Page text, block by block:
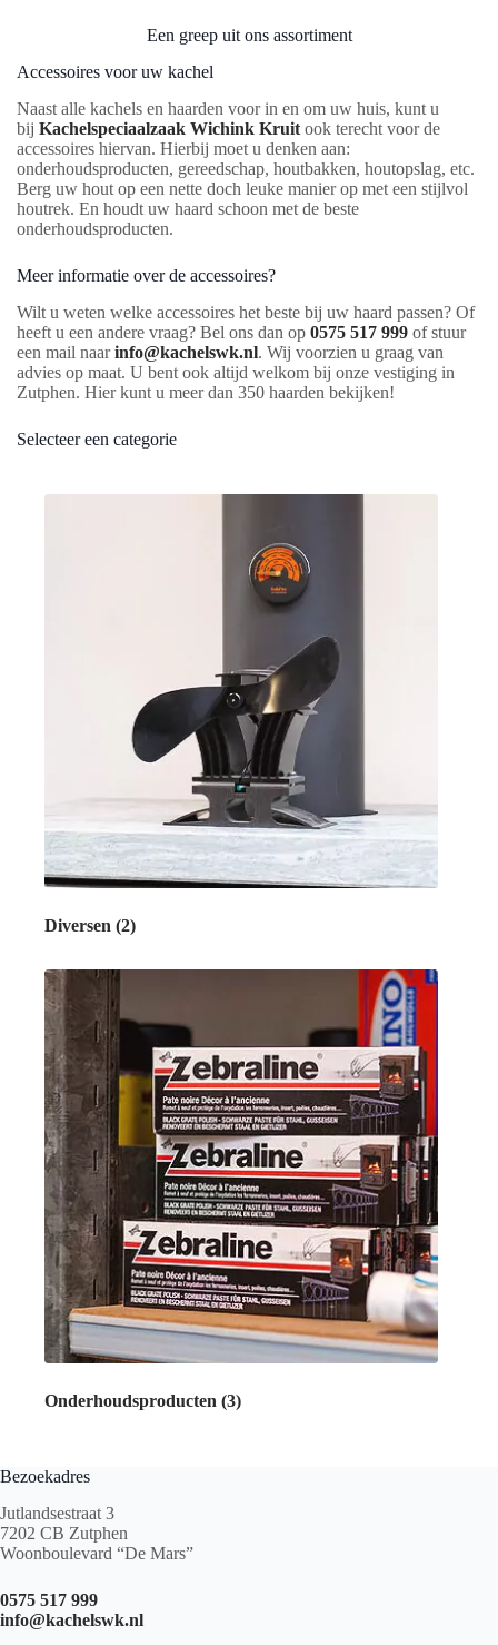
Een greep uit ons assortiment
Accessoires voor uw kachel
Naast alle kachels en haarden voor in en om uw huis, kunt u
bij Kachelspeciaalzaak Wichink Kruit ook terecht voor de
accessoires hiervan. Hierbij moet u denken aan:
onderhoudsproducten, gereedschap, houtbakken, houtopslag, etc.
Berg uw hout op een nette doch leuke manier op met een stijlvol
houtrek. En houdt uw haard schoon met de beste
onderhoudsproducten.
Meer informatie over de accessoires?
Wilt u weten welke accessoires het beste bij uw haard passen? Of
heeft u een andere vraag? Bel ons dan op 0575 517 999 of stuur
een mail naarinfo@kachelswk.nl. Wij voorzien u graag van
advies op maat. U bent ook altijd welkom bij onze vestiging in
Zutphen. Hier kunt u meer dan 350 haarden bekijken!
Selecteer een categorie
Diversen (2)
Onderhoudsproducten (3)
Bezoekadres
Jutlandsestraat 3
7202 CB Zutphen
Woonboulevard “De Mars”
0575 517 999
info@kachelswk.nl